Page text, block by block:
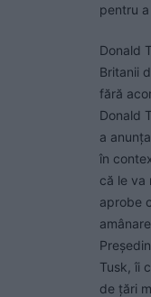
pentru
Donald
Britanii
fără
Donald
a
în
că le va
aprobe
Tusk, îi
de ţări